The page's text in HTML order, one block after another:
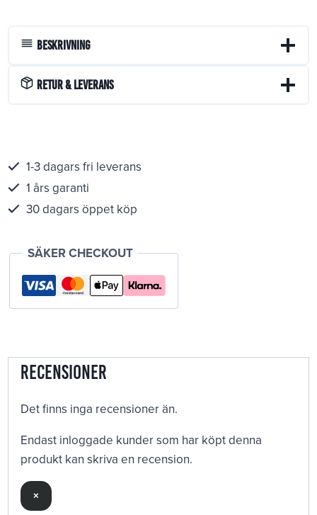
Beskrivning
Retur & Leverans
1-3 dagars fri leverans
1 års garanti
30 dagars öppet köp
SÄKER CHECKOUT
Recensioner
Det finns inga recensioner än.
Endast inloggade kunder som har köpt denna
produkt kan skriva en recension.
×